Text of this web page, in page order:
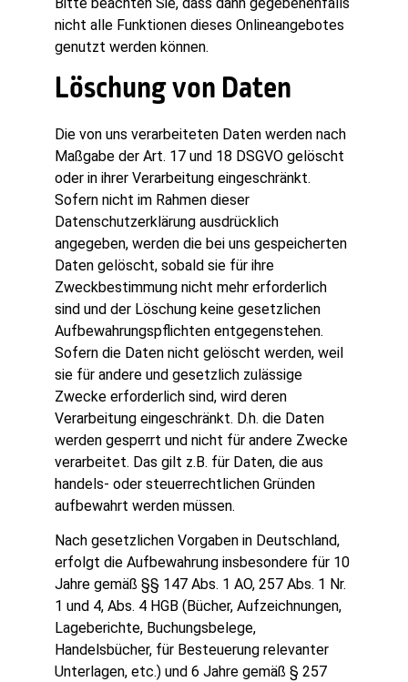
nicht alle Funktionen dieses Onlineangebotes
genutzt werden können.
Löschung von Daten
Die von uns verarbeiteten Daten werden nach
Maßgabe der Art. 17 und 18 DSGVO gelöscht
oder in ihrer Verarbeitung eingeschränkt.
Sofern nicht im Rahmen dieser
Datenschutzerklärung ausdrücklich
angegeben, werden die bei uns gespeicherten
Daten gelöscht, sobald sie für ihre
Zweckbestimmung nicht mehr erforderlich
sind und der Löschung keine gesetzlichen
Aufbewahrungspflichten entgegenstehen.
Sofern die Daten nicht gelöscht werden, weil
sie für andere und gesetzlich zulässige
Zwecke erforderlich sind, wird deren
Verarbeitung eingeschränkt. D.h. die Daten
werden gesperrt und nicht für andere Zwecke
verarbeitet. Das gilt z.B. für Daten, die aus
handels- oder steuerrechtlichen Gründen
aufbewahrt werden müssen.
Nach gesetzlichen Vorgaben in Deutschland,
erfolgt die Aufbewahrung insbesondere für 10
Jahre gemäß §§ 147 Abs. 1 AO, 257 Abs. 1 Nr.
1 und 4, Abs. 4 HGB (Bücher, Aufzeichnungen,
Lageberichte, Buchungsbelege,
Handelsbücher, für Besteuerung relevanter
Unterlagen, etc.) und 6 Jahre gemäß § 257